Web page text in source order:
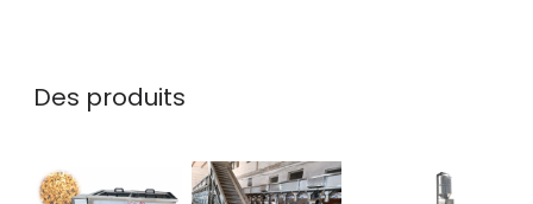
Des produits